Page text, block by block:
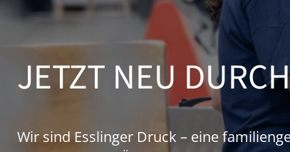
JETZT NEU
Wir sind Esslinger Druck – eine